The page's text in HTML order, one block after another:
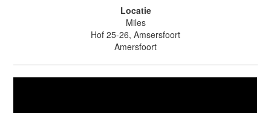
Locatie
Miles
Hof 25-26, Amsersfoort
Amersfoort